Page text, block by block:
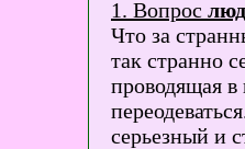
1. Вопрос
Что за
так странно
проводящая в
серьезный и